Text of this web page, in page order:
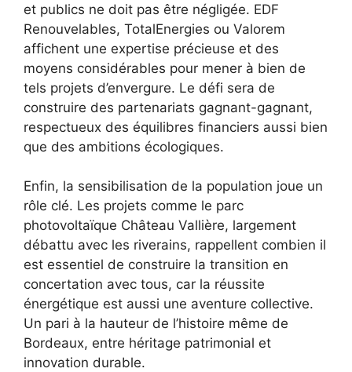
et publics ne doit pas être négligée. EDF
Renouvelables, TotalEnergies ou Valorem
affichent une expertise précieuse et des
moyens considérables pour mener à bien de
tels projets d’envergure. Le défi sera de
construire des partenariats gagnant-gagnant,
respectueux des équilibres financiers aussi bien
que des ambitions écologiques.
Enfin, la sensibilisation de la population joue un
rôle clé. Les projets comme le parc
photovoltaïque Château Vallière, largement
débattu avec les riverains, rappellent combien il
est essentiel de construire la transition en
concertation avec tous, car la réussite
énergétique est aussi une aventure collective.
Un pari à la hauteur de l’histoire même de
Bordeaux, entre héritage patrimonial et
innovation durable.